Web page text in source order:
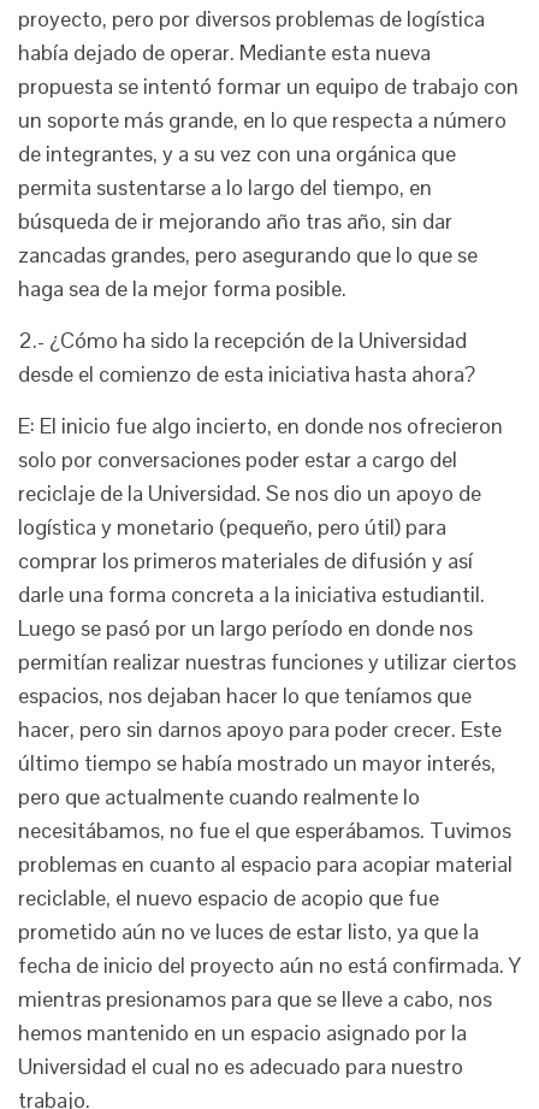
proyecto, pero por diversos problemas de logística
había dejado de operar. Mediante esta nueva
propuesta se intentó formar un equipo de trabajo con
un soporte más grande, en lo que respecta a número
de integrantes, y a su vez con una orgánica que
permita sustentarse a lo largo del tiempo, en
búsqueda de ir mejorando año tras año, sin dar
zancadas grandes, pero asegurando que lo que se
haga sea de la mejor forma posible.
2.- ¿Cómo ha sido la recepción de la Universidad
desde el comienzo de esta iniciativa hasta ahora?
E: El inicio fue algo incierto, en donde nos ofrecieron
solo por conversaciones poder estar a cargo del
reciclaje de la Universidad. Se nos dio un apoyo de
logística y monetario (pequeño, pero útil) para
comprar los primeros materiales de difusión y así
darle una forma concreta a la iniciativa estudiantil.
Luego se pasó por un largo período en donde nos
permitían realizar nuestras funciones y utilizar ciertos
espacios, nos dejaban hacer lo que teníamos que
hacer, pero sin darnos apoyo para poder crecer. Este
último tiempo se había mostrado un mayor interés,
pero que actualmente cuando realmente lo
necesitábamos, no fue el que esperábamos. Tuvimos
problemas en cuanto al espacio para acopiar material
reciclable, el nuevo espacio de acopio que fue
prometido aún no ve luces de estar listo, ya que la
fecha de inicio del proyecto aún no está confirmada. Y
mientras presionamos para que se lleve a cabo, nos
hemos mantenido en un espacio asignado por la
Universidad el cual no es adecuado para nuestro
trabajo.